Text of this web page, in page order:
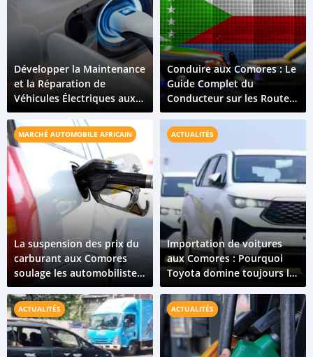
Développer la Maintenance
et la Réparation de
Véhicules Électriques aux
Comores : Ce Qu'il Faut
Pour Croître
Conduire aux Comores : Le
Guide Complet du
Conducteur sur les Routes
des Îles
MARCHÉ AUTOMOBILE AFRICAIN
La suspension des prix du
carburant aux Comores
soulage les automobilistes
et le secteur automobile
ACTUALITÉS
Importation de voitures
aux Comores : Pourquoi
Toyota domine toujours le
marché en 2026 ?
ACTUALITÉS ACTUALITÉS